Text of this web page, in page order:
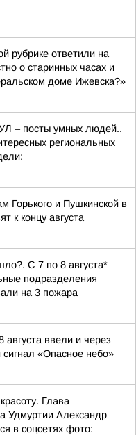
рубрике ответили на
о старинных часах и
доме Ижевска?»
– посты умных людей..
региональных
Горького и Пушкинской в
к концу августа
С 7 по 8 августа*
подразделения
на 3 пожара
августа ввели и через
«Опасное небо»
Глава
Удмуртии Александр
в соцсетях фото: